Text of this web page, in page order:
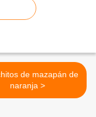
de mazapán de
naranja >